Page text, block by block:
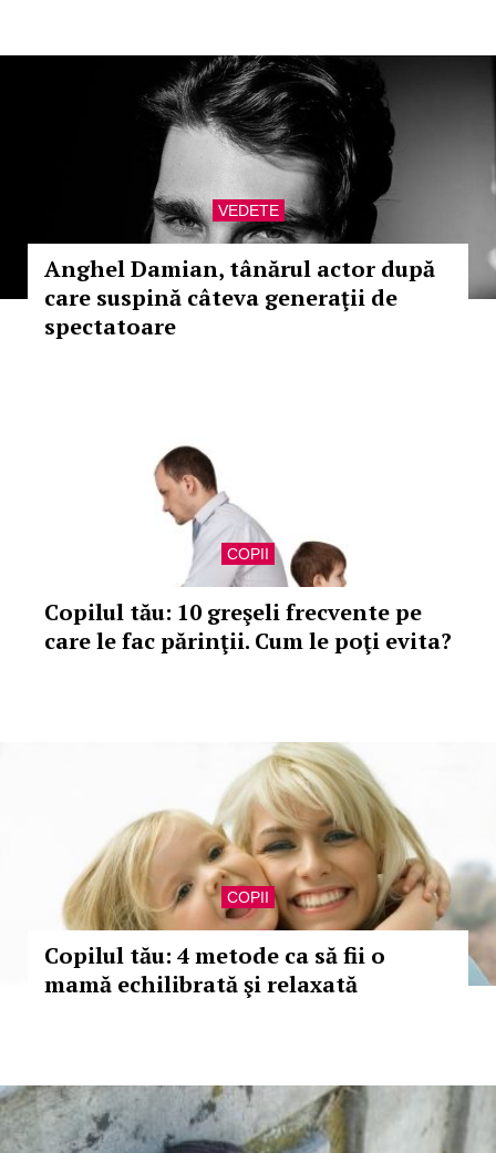
VEDETE
Anghel Damian, tânărul actor după
care suspină câteva generaţii de
spectatoare
COPII
Copilul tău: 10 greşeli frecvente pe
care le fac părinţii. Cum le poţi evita?
COPII
Copilul tău: 4 metode ca să fii o
mamă echilibrată şi relaxată